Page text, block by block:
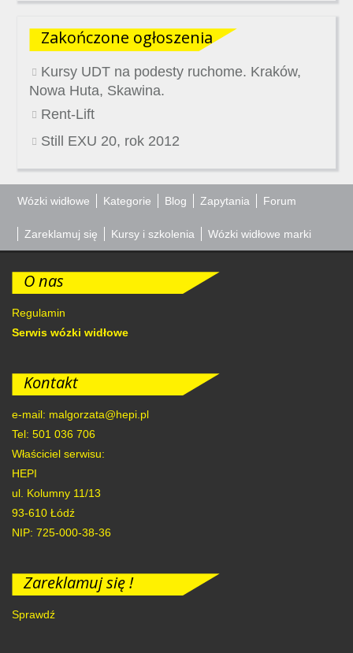
Zakończone ogłoszenia
Kursy UDT na podesty ruchome. Kraków,
Nowa Huta, Skawina.
Rent-Lift
Still EXU 20, rok 2012
Wózki widłowe Kategorie Blog Zapytania Forum
Zareklamuj się Kursy i szkolenia Wózki widłowe marki
O nas
Regulamin
Serwis wózki widłowe
Kontakt
e-mail: malgorzata@hepi.pl
Tel: 501 036 706
Właściciel serwisu:
HEPI
ul. Kolumny 11/13
93-610 Łódź
NIP: 725-000-38-36
Zareklamuj się !
Sprawdź